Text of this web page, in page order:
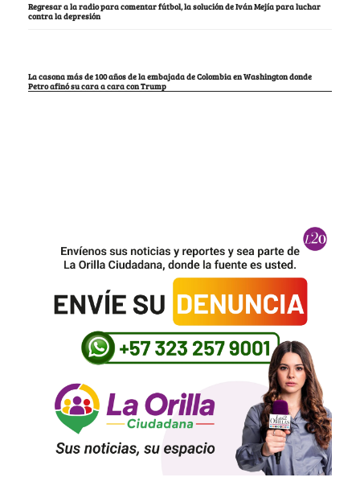
Regresar a la radio para comentar fútbol, la solución de Iván Mejía para luchar
contra la depresión
La casona más de 100 años de la embajada de Colombia en Washington donde
Petro afinó su cara a cara con Trump